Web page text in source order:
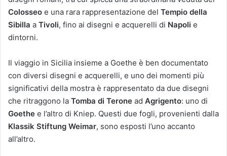
Colosseo e una rara rappresentazione del Tempio della
Sibilla a Tivoli, fino ai disegni e acquerelli di Napoli e
dintorni.
Il viaggio in Sicilia insieme a Goethe è ben documentato
con diversi disegni e acquerelli, e uno dei momenti più
significativi della mostra è rappresentato da due disegni
che ritraggono la Tomba di Terone ad Agrigento: uno di
Goethe e l’altro di Kniep. Questi due fogli, provenienti dalla
Klassik Stiftung Weimar, sono esposti l’uno accanto
all’altro.